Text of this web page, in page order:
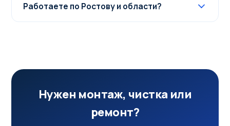
Работаете по Ростову и области?
Нужен монтаж, чистка или
ремонт?